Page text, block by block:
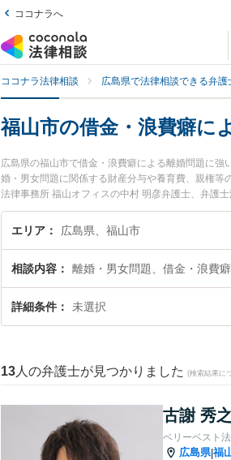
ココナラへ
ココナラ法律相談 広島県で法律相談できる弁護
福山市の借金・浪費癖に
広島県の福山市で借金・浪費癖による離婚問題に
婚・男女問題に関係する財産分与や養育費、親権等
法律事務所 福山オフィスの中村 明彦弁護士、弁護
日や夜間に発生した借金・浪費癖による離婚問題
い』『初回相談無料で借金・浪費癖による離婚問
エリア 広島県、福山市
相談内容 離婚・男女問題、借金・浪費癖
詳細条件 未選択
13 人の弁護士が見つかりました (検索結果に
古謝 秀之
ベリーベスト
広島県|福